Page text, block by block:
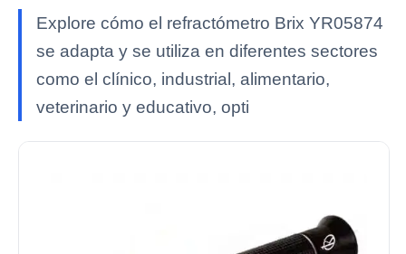
Explore cómo el refractómetro Brix YR05874
se adapta y se utiliza en diferentes sectores
como el clínico, industrial, alimentario,
veterinario y educativo, opti